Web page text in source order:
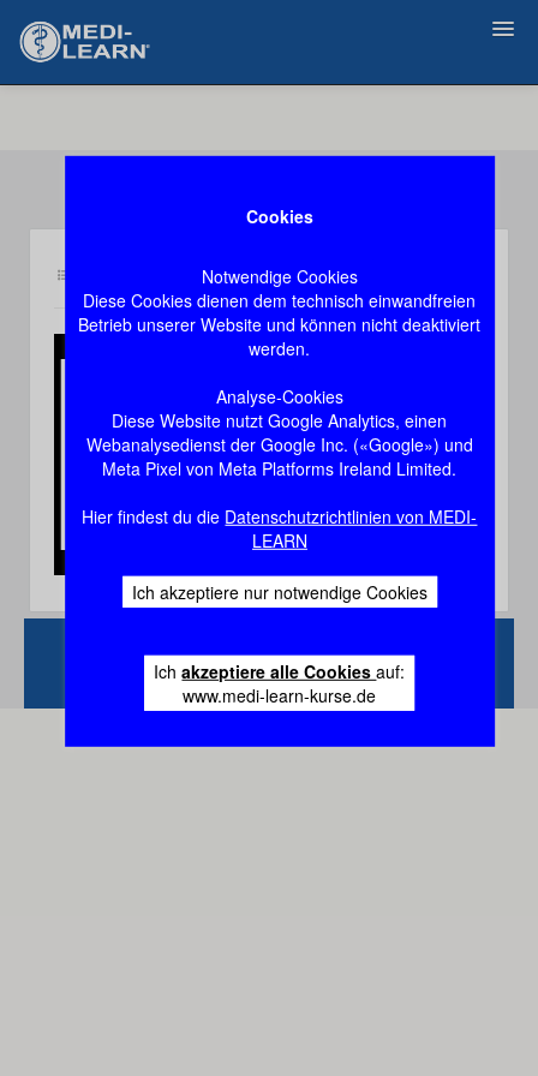
Cookies
Notwendige Cookies
Diese Cookies dienen dem technisch einwandfreien
Betrieb unserer Website und können nicht deaktiviert
werden.
Analyse-Cookies
Diese Website nutzt Google Analytics, einen
Webanalysedienst der Google Inc. («Google») und
Meta Pixel von Meta Platforms Ireland Limited.
Hier findest du die Datenschutzrichtlinien von MEDI-
LEARN
Ich akzeptiere nur notwendige Cookies
Ichakzeptiere alle Cookiesauf:
www.medi-learn-kurse.de
Demozugang, das Video stoppt nach 60 Sekunden
Video
Zurück
Vertrag
widerrufen